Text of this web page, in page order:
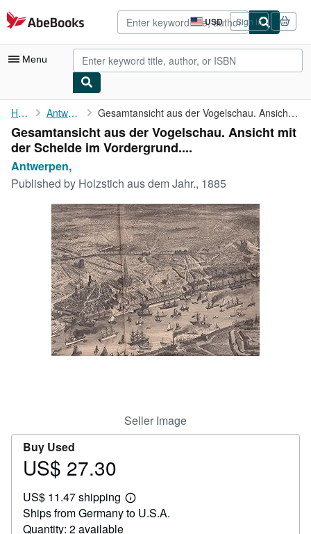
Skip to main content
AbeBooks.com USD
Site
shopping
preferences
Sign in
Menu
My Account
My Purchases
Advanced Search
Browse Collections
Rare Books
Art & Collectibles
Textbooks
Start Selling
CLOSE
Home Antwerpen, Gesamtansicht aus der Vogelschau. Ansicht mit der Schelde im ...
Gesamtansicht aus der Vogelschau. Ansicht mit
der Schelde im Vordergrund....
Antwerpen,
Published by Holzstich aus dem Jahr., 1885
Seller Image
Buy Used
Price
27.30
US$ 27.30
US$ 11.47 shipping
Learn
more
Ships from Germany to U.S.A.
Quantity: 2 available